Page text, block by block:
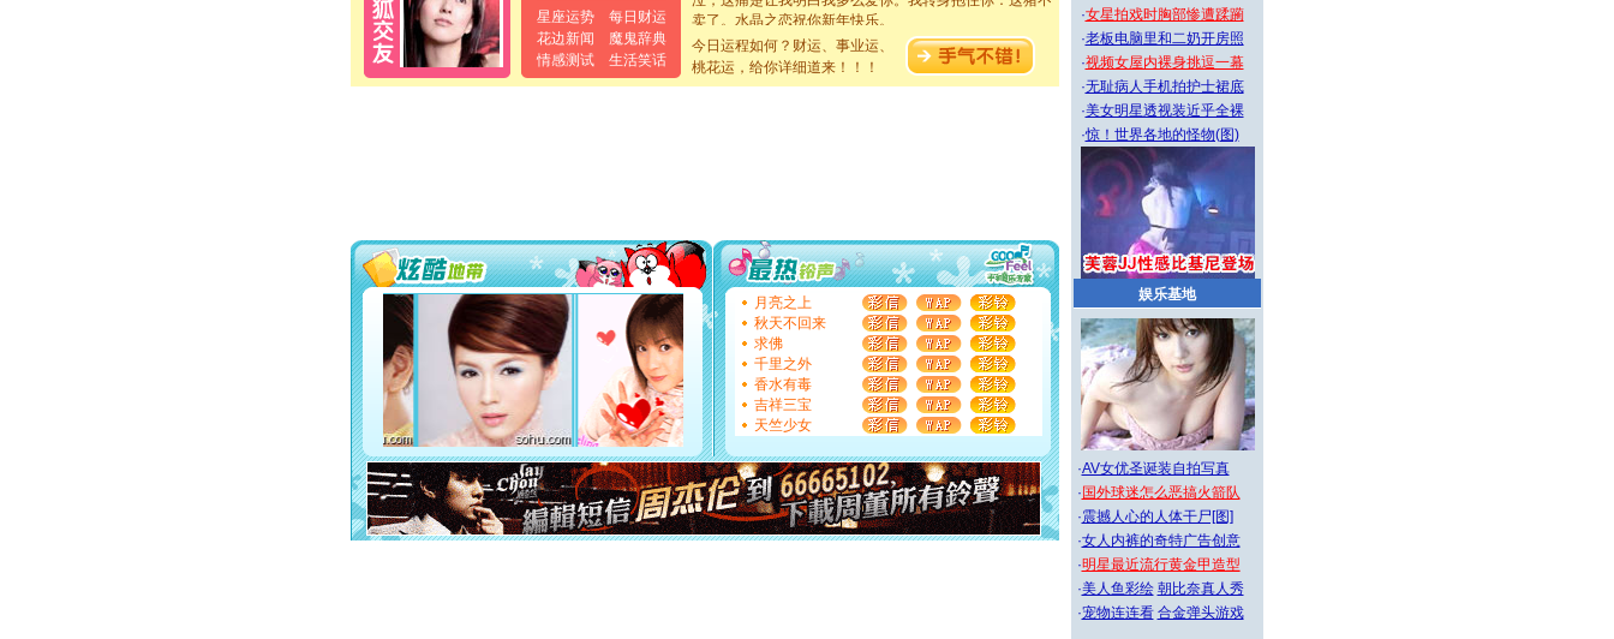
星座运势
每日财运
花边新闻
魔鬼辞典
情感测试
生活笑话
卖了。水晶之恋祝你新年快乐。
[春节] 风柔雨润好月圆，半岛铁盒伴身边，每日尽显开心
颜！冬去春来似水如烟，劳碌人生需尽欢！听一曲轻歌，
道一声平安！新年吉祥万事如愿
[春节]传说薰衣草有四片叶子：第一片叶子是信仰，第二
都要快乐噢!
[圣诞节]奉上一颗祝福的心,在这个特别的日子里,愿幸福,
如意,快乐,鲜花,一切美好的祝愿与你同在.圣诞快乐!
[元旦]
看到你我会触电；看不到你我要充电；没有你我会
断电。爱你是我职业，想你是我事业，抱你是我特长，吻
你是我专业！水晶之恋祝你新年快乐
[元旦]
如果上天让我许三个愿望，一是今生今世和你在一
起；二是再生再世和你在一起；三是三生三世和你不再分
离。水晶之恋祝你新年快乐
[元旦] 当我狠下心扭头离去那一刻，你在我身后无助地哭
泣，这痛楚让我明白我多么爱你。我转身抱住你：这猪不
卖了。水晶之恋祝你新年快乐。
[春节]风柔雨润好月圆，半岛铁盒伴身边，每日尽显开心
颜！冬去春来似水如烟，劳碌人生需尽欢！听一曲轻歌，
道一声平安！新年吉祥万事如愿
今日运程如何？财运、事业运、
桃花运，给你详细道来！！！
月亮之上
秋天不回来
求佛
千里之外
香水有毒
吉祥三宝
天竺少女
·女星拍戏时胸部惨遭蹂躏
·老板电脑里和二奶开房照
·视频女屋内裸身挑逗一幕
·无耻病人手机拍护士裙底
·美女明星透视装近乎全裸
·惊！世界各地的怪物(图)
娱乐基地
·AV女优圣诞装自拍写真
· 国外球迷怎么恶搞火箭队
·震撼人心的人体干尸[图]
·女人内裤的奇特广告创意
·明星最近流行黄金甲造型
·美人鱼彩绘 朝比奈真人秀
·宠物连连看 合金弹头游戏